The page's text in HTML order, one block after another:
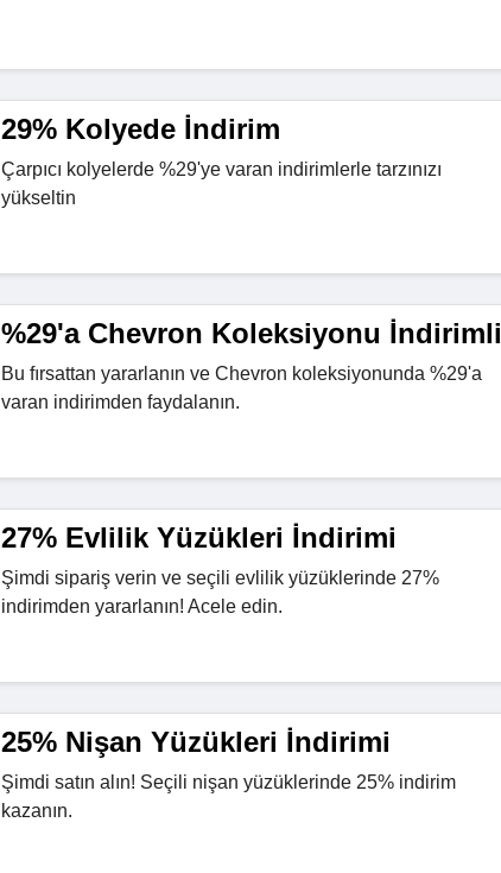
29% Kolyede İndirim
Çarpıcı kolyelerde %29'ye varan indirimlerle tarzınızı
yükseltin
%29'a Chevron Koleksiyonu İndirimli
Bu fırsattan yararlanın ve Chevron koleksiyonunda %29'a
varan indirimden faydalanın.
27% Evlilik Yüzükleri İndirimi
Şimdi sipariş verin ve seçili evlilik yüzüklerinde 27%
indirimden yararlanın! Acele edin.
25% Nişan Yüzükleri İndirimi
Şimdi satın alın! Seçili nişan yüzüklerinde 25% indirim
kazanın.